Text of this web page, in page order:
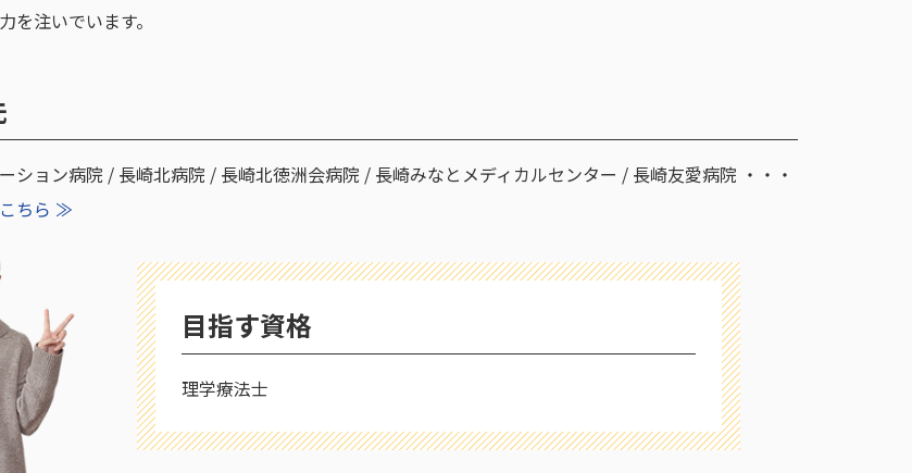
を注いでいます。
ション病院 / 長崎北病院 / 長崎北徳洲会病院 / 長崎みなとメディカルセンター / 長崎友愛病院 ・・・
ちら ≫
目指す資格
理学療法士